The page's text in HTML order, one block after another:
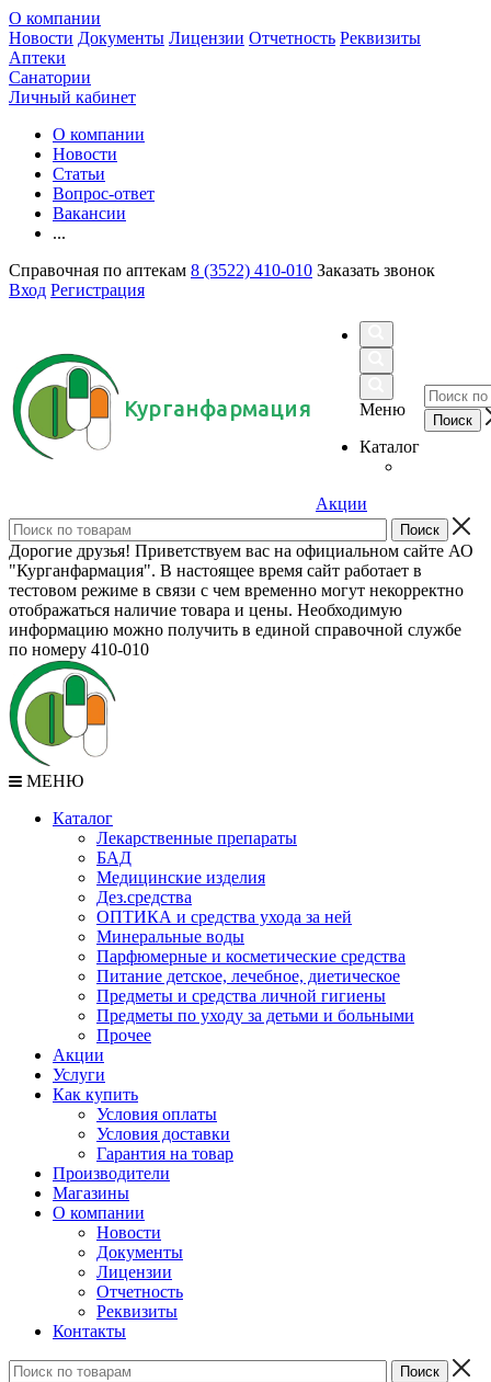
О компании
Новости Документы Лицензии Отчетность Реквизиты
Аптеки
Санатории
Личный кабинет
О компании
Новости
Статьи
Вопрос-ответ
Вакансии
...
Справочная по аптекам 8 (3522) 410-010 Заказать звонок
Вход Регистрация
Курганфармация
Меню
Каталог
Акции
Дорогие друзья! Приветствуем вас на официальном сайте АО
"Курганфармация". В настоящее время сайт работает в
тестовом режиме в связи с чем временно могут некорректно
отображаться наличие товара и цены. Необходимую
информацию можно получить в единой справочной службе
по номеру 410-010
МЕНЮ
Каталог
Лекарственные препараты
БАД
Медицинские изделия
Дез.средства
ОПТИКА и средства ухода за ней
Минеральные воды
Парфюмерные и косметические средства
Питание детское, лечебное, диетическое
Предметы и средства личной гигиены
Предметы по уходу за детьми и больными
Прочее
Акции
Услуги
Как купить
Условия оплаты
Условия доставки
Гарантия на товар
Производители
Магазины
О компании
Новости
Документы
Лицензии
Отчетность
Реквизиты
Контакты